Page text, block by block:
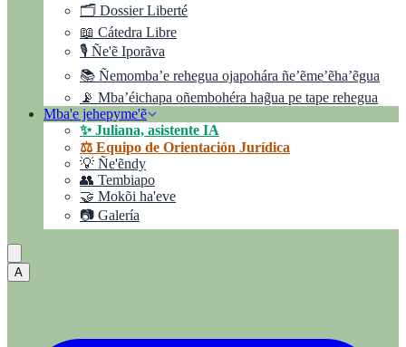
🗂️ Dossier Liberté
📖 Cátedra Libre
🎙️ Ñe'ẽ Iporãva
📚 Ñemomba’e rehegua ojapohára ñe’ẽme’ẽha’ẽgua
📡 Mba’éichapa oñembohéra hag̃ua pe tape rehegua
Mba'e jehepyme'ẽ
✨ Juliana, asistente IA
⚖️ Equipo de Orientación Jurídica
💡 Ñe'ẽndy
👥 Tembiapo
🤝 Mokõi ha'eve
📷 Galería
A